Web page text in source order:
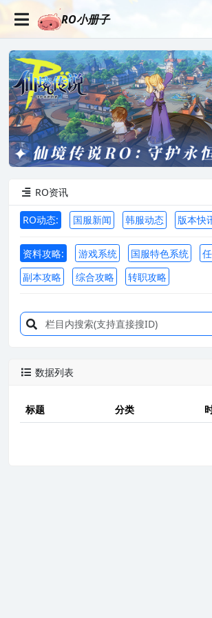
RO小册子
 RO资讯
RO动态: 国服新闻 韩服动态 版本快
资料攻略: 游戏系统 国服特色系统
副本攻略
综合攻略 转职攻略
 数据列表
标题 分类